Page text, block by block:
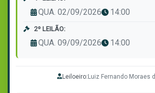
QUA. 02/09/2026 14:00
2º LEILÃO:
QUA. 09/09/2026 14:00
Leiloeiro:Luiz Fernando Moraes